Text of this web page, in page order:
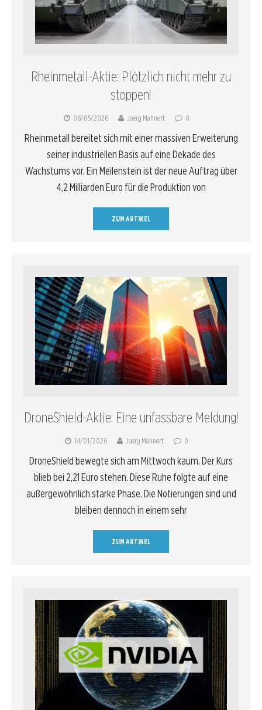
Rheinmetall-Aktie: Plötzlich nicht mehr zu
stoppen!
06/05/2026 Joerg Mahnert 0
Rheinmetall bereitet sich mit einer massiven Erweiterung
seiner industriellen Basis auf eine Dekade des
Wachstums vor. Ein Meilenstein ist der neue Auftrag über
4,2 Milliarden Euro für die Produktion von
ZUM ARTIKEL
DroneShield-Aktie: Eine unfassbare Meldung!
14/01/2026 Joerg Mahnert 0
DroneShield bewegte sich am Mittwoch kaum. Der Kurs
blieb bei 2,21 Euro stehen. Diese Ruhe folgte auf eine
außergewöhnlich starke Phase. Die Notierungen sind und
bleiben dennoch in einem sehr
ZUM ARTIKEL